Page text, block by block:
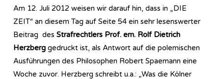
Am 12. Juli 2012 weisen wir darauf hin, dass in „DIE
ZEIT“ an diesem Tag auf Seite 54 ein sehr lesenswerter
Beitrag des Strafrechtlers Prof. em. Rolf Dietrich
Herzberg gedruckt ist, als Antwort auf die polemischen
Ausführungen des Philosophen Robert Spaemann eine
Woche zuvor. Herzberg schreibt u.a.: „Was die Kölner